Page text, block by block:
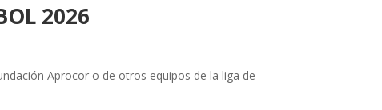
2026
Aprocor o de otros equipos de la liga de